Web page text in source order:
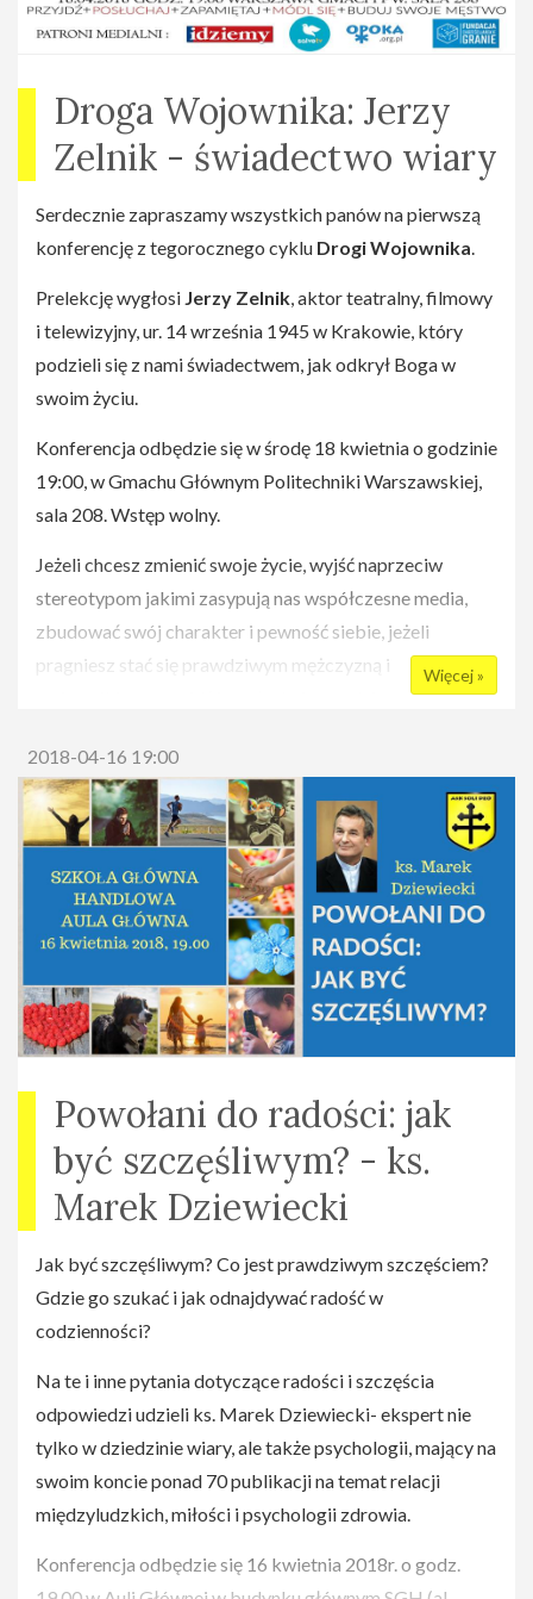
Facebooku(https://www.facebook.com/events/
Cykl Droga Wojownika:
facebooku(https://www.facebook.com/drogawojownikasd/
Droga Wojownika: Jerzy
Zelnik - świadectwo wiary
Serdecznie zapraszamy wszystkich panów na pierwszą
konferencję z tegorocznego cyklu Drogi Wojownika.
Prelekcję wygłosi Jerzy Zelnik, aktor teatralny, filmowy
i telewizyjny, ur. 14 września 1945 w Krakowie, który
podzieli się z nami świadectwem, jak odkrył Boga w
swoim życiu.
Konferencja odbędzie się w środę 18 kwietnia o godzinie
19:00, w Gmachu Głównym Politechniki Warszawskiej,
sala 208. Wstęp wolny.
Jeżeli chcesz zmienić swoje życie, wyjść naprzeciw
stereotypom jakimi zasypują nas współczesne media,
zbudować swój charakter i pewność siebie, jeżeli
pragniesz stać się prawdziwym mężczyzną i
wojownikiem, przyjdź i wysłuchaj prawdziwego
konferencji silny duchem i gotowy do walki. ;)
Informacje
Wydarzenie na
Facebooku(https://www.facebook.com/events/
Wstęp bezpłatny, Brak rezerwacji miejsc
Cykl Droga Wojownika:
Strona na
facebooku(
https://www.facebook.com/drogawojownikasd/
Więcej »
2018-04-16 19:00
Powołani do radości: jak
być szczęśliwym? - ks.
Marek Dziewiecki
Jak być szczęśliwym? Co jest prawdziwym szczęściem?
Gdzie go szukać i jak odnajdywać radość w
codzienności?
Na te i inne pytania dotyczące radości i szczęścia
odpowiedzi udzieli ks. Marek Dziewiecki- ekspert nie
tylko w dziedzinie wiary, ale także psychologii, mający na
swoim koncie ponad 70 publikacji na temat relacji
międzyludzkich, miłości i psychologii zdrowia.
Konferencja odbędzie się 16 kwietnia 2018r. o godz.